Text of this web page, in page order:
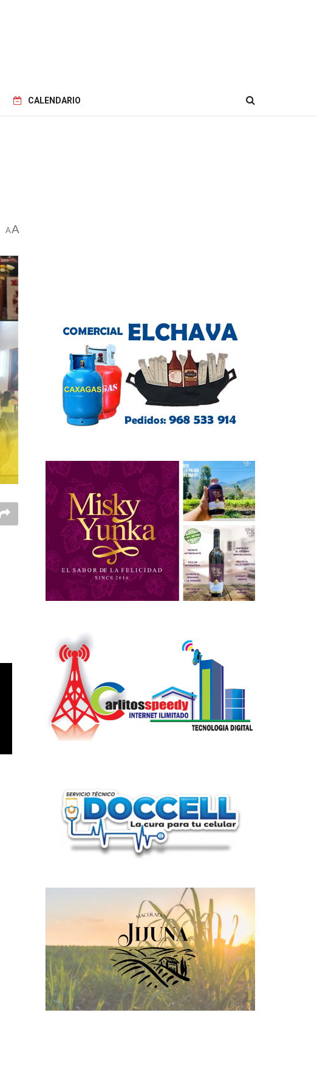
CALENDARIO
AA